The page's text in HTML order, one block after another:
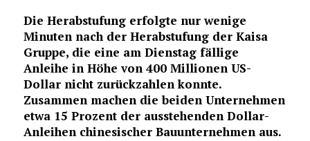
Die Herabstufung erfolgte nur wenige
Minuten nach der Herabstufung der Kaisa
Gruppe, die eine am Dienstag fällige
Anleihe in Höhe von 400 Millionen US-
Dollar nicht zurückzahlen konnte.
Zusammen machen die beiden Unternehmen
etwa 15 Prozent der ausstehenden Dollar-
Anleihen chinesischer Bauunternehmen aus.